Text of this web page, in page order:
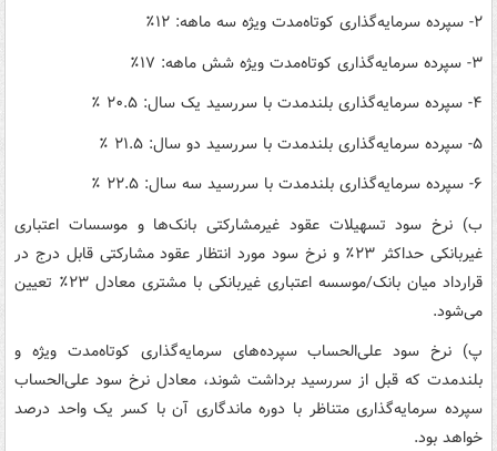
۲- سپرده سرمایه‌گذاری کوتاه‌مدت ویژه سه ماهه: ۱۲٪
۳- سپرده سرمایه‌گذاری کوتاه‌مدت ویژه شش ماهه: ۱۷٪
۴- سپرده سرمایه‌گذاری بلندمدت با سررسید یک سال: ۵‏‏.۲۰ ٪
۵- سپرده سرمایه‌گذاری بلندمدت با سررسید دو سال: ۵‏.۲۱ ٪
۶- سپرده سرمایه‌گذاری بلندمدت با سررسید سه سال: ۵‏.۲۲ ٪
ب) نرخ سود تسهیلات عقود غیرمشارکتی بانک‌ها و موسسات اعتباری
غیربانکی حداکثر ۲۳٪ و نرخ سود مورد انتظار عقود مشارکتی قابل درج در
قرارداد میان بانک‏‏/موسسه اعتباری غیربانکی با مشتری معادل ۲۳٪ تعیین
می‌شود.
پ) نرخ سود علی‌الحساب سپرده‌های سرمایه‌گذاری کوتاه‌مدت ویژه و
بلندمدت که قبل از سررسید برداشت شوند، معادل نرخ سود علی‌الحساب
سپرده سرمایه‌گذاری متناظر با دوره ماندگاری آن با کسر یک واحد درصد
خواهد بود.